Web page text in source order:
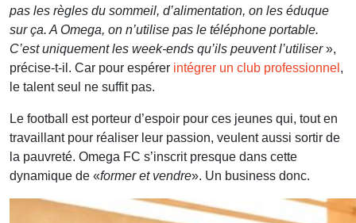
pas les règles du sommeil, d’alimentation, on les éduque
sur ça. A Omega, on n’utilise pas le téléphone portable.
C’est uniquement les week-ends qu’ils peuvent l’utiliser»,
précise-t-il. Car pour espérer intégrer un club professionnel ,
le talent seul ne suffit pas.
Le football est porteur d’espoir pour ces jeunes qui, tout en
travaillant pour réaliser leur passion, veulent aussi sortir de
la pauvreté. Omega FC s’inscrit presque dans cette
dynamique de «former et vendre». Un business donc.